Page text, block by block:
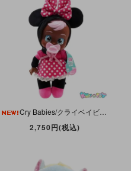
Cry Babies/クライベイビーズ・Tiny Cuddles/タイニーキャドルズ・Minnie Mouse/ミニーマウス・Disney/ディズニー・Doll/ドール・IMC Toys
2,750円(税込)